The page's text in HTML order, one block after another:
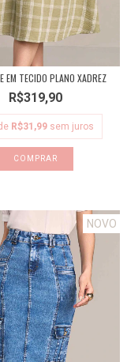
EM TECIDO PLANO XADREZ
R$319,90
R$31,99 sem juros
COMPRAR
NOVO